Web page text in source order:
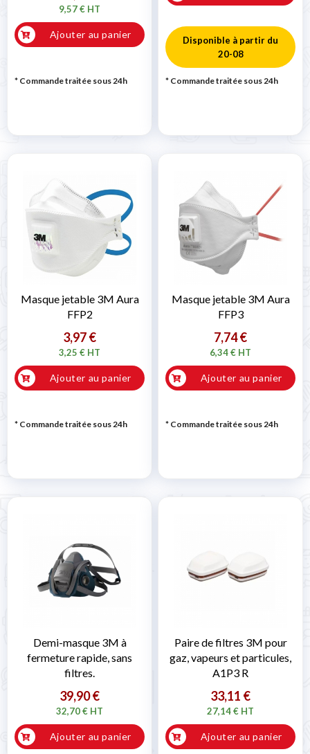
9,57 € HT
Ajouter au panier
* Commande traitée sous 24h
Disponible à partir du
20-08
* Commande traitée sous 24h
Masque jetable 3M Aura
FFP2
3,97 €
3,25 € HT
Ajouter au panier
* Commande traitée sous 24h
Masque jetable 3M Aura
FFP3
7,74 €
6,34 € HT
Ajouter au panier
* Commande traitée sous 24h
Demi-masque 3M à
fermeture rapide, sans
filtres.
39,90 €
32,70 € HT
Ajouter au panier
Paire de filtres 3M pour
gaz, vapeurs et particules,
A1P3 R
33,11 €
27,14 € HT
Ajouter au panier